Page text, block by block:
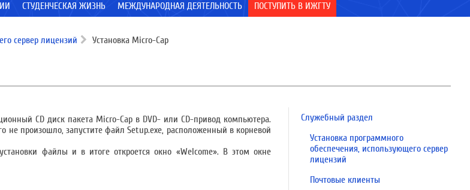
СТУДЕНЧЕСКАЯ ЖИЗНЬ МЕЖДУНАРОДНАЯ ДЕЯТЕЛЬНОСТЬ ПОСТУПИТЬ В ИЖГТУ
сервер лицензий Установка Micro-Cap
CD диск пакета Micro-Cap в DVD- или CD-привод компьютера.
не произошло, запустите файл Setup.exe, расположенный в корневой
файлы и в итоге откроется окно «Welcome». В этом окне
Служебный раздел
Установка программного
обеспечения, использующего сервер
лицензий
Почтовые клиенты